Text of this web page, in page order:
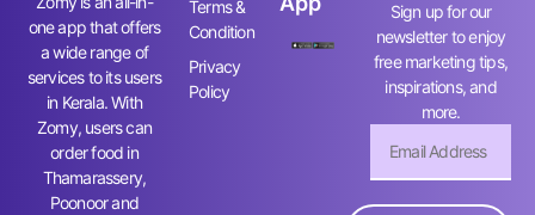
one app that offers
a wide range of
services to its users
in Kerala. With
Zomy, users can
order food in
Thamarassery,
Poonoor and
Terms &
Condition
Privacy
Policy
Sign up for our
newsletter to enjoy
free marketing tips,
inspirations, and
more.